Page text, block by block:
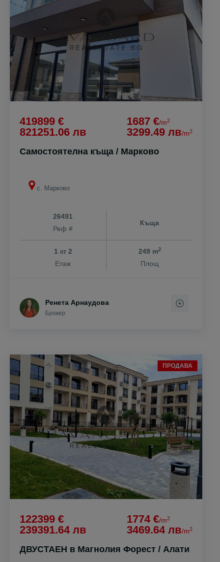
419899 €
821251.06 лв
1687 €/m2
3299.49 лв/m2
Самостоятелна къща / Марково
с. Марково
26491
Реф #
Къща
1 от2
Етаж
249 m2
Площ
Ренета Арнаудова
Брокер
ПРОДАВА
122399 €
239391.64 лв
1774 €/m2
3469.64 лв/m2
ДВУСТАЕН в Магнолия Форест / Алати